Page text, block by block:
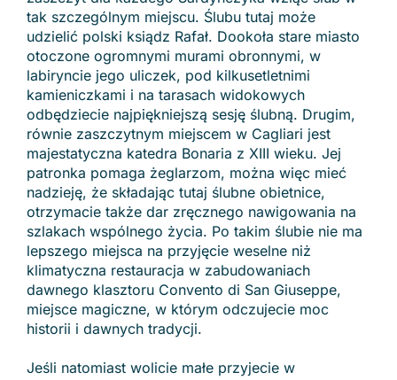
tak szczególnym miejscu. Ślubu tutaj może
udzielić polski ksiądz Rafał. Dookoła stare miasto
otoczone ogromnymi murami obronnymi, w
labiryncie jego uliczek, pod kilkusetletnimi
kamieniczkami i na tarasach widokowych
odbędziecie najpiękniejszą sesję ślubną. Drugim,
równie zaszczytnym miejscem w Cagliari jest
majestatyczna katedra Bonaria z XIII wieku. Jej
patronka pomaga żeglarzom, można więc mieć
nadzieję, że składając tutaj ślubne obietnice,
otrzymacie także dar zręcznego nawigowania na
szlakach wspólnego życia. Po takim ślubie nie ma
lepszego miejsca na przyjęcie weselne niż
klimatyczna restauracja w zabudowaniach
dawnego klasztoru Convento di San Giuseppe,
miejsce magiczne, w którym odczujecie moc
historii i dawnych tradycji.
Jeśli natomiast wolicie małe przyjecie w